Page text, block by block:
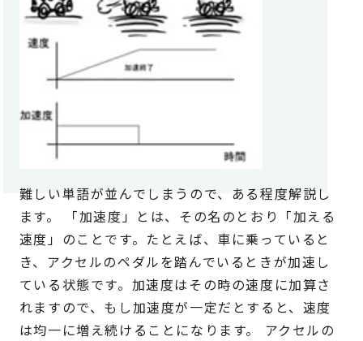
難しい単語が並んでしまうので、ある程度解説し
ます。 「加速度」とは、その名のとおり「加える
速度」のことです。たとえば、車に乗っていると
き、アクセルのペダルを踏んでいるときが加速し
ている状態です。加速度はその時の速度に加算さ
れますので、もし加速度が一定だとすると、速度
は均一に増え続けることになります。 アクセルの